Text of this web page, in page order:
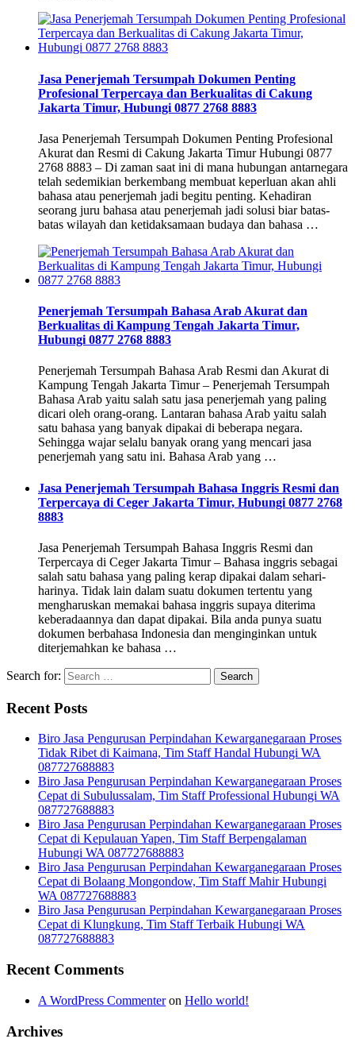
Jasa Penerjemah Tersumpah Dokumen Penting
Profesional Terpercaya dan Berkualitas di Cakung
Jakarta Timur, Hubungi 0877 2768 8883
Jasa Penerjemah Tersumpah Dokumen Penting Profesional
Akurat dan Resmi di Cakung Jakarta Timur Hubungi 0877
2768 8883 – Di zaman saat ini di mana hubungan antarnegara
telah sedemikian berkembang membuat keperluan akan ahli
bahasa atau penerjemah jadi begitu penting. Kehadiran
seorang juru bahasa atau penerjemah jadi solusi biar batas-
batas wilayah dan ketidaksamaan budaya dan bahasa …
Penerjemah Tersumpah Bahasa Arab Akurat dan
Berkualitas di Kampung Tengah Jakarta Timur,
Hubungi 0877 2768 8883
Penerjemah Tersumpah Bahasa Arab Resmi dan Akurat di
Kampung Tengah Jakarta Timur – Penerjemah Tersumpah
Bahasa Arab yaitu salah satu jasa penerjemah yang paling
dicari oleh orang-orang. Lantaran bahasa Arab yaitu salah
satu bahasa yang banyak dipakai di beberapa negara.
Sehingga wajar selalu banyak orang yang mencari jasa
penerjemah yang satu ini. Bahasa Arab yang …
Jasa Penerjemah Tersumpah Bahasa Inggris Resmi dan
Terpercaya di Ceger Jakarta Timur, Hubungi 0877 2768
8883
Jasa Penerjemah Tersumpah Bahasa Inggris Resmi dan
Terpercaya di Ceger Jakarta Timur – Bahasa inggris sebagai
salah satu bahasa yang paling kerap dipakai dalam sehari-
harinya. Tidak lain dalam suatu dokumen tertentu yang
mengharuskan memakai bahasa inggris supaya diterima
keberadaannya dan dapat dipakai. Bila anda punya suatu
dokumen berbahasa Indonesia dan menginginkan untuk
diterjemahkan ke bahasa …
Search for:
Recent Posts
Biro Jasa Pengurusan Perpindahan Kewarganegaraan Proses
Tidak Ribet di Kaimana, Tim Staff Handal Hubungi WA
087727688883
Biro Jasa Pengurusan Perpindahan Kewarganegaraan Proses
Cepat di Subulussalam, Tim Staff Professional Hubungi WA
087727688883
Biro Jasa Pengurusan Perpindahan Kewarganegaraan Proses
Cepat di Kepulauan Yapen, Tim Staff Berpengalaman
Hubungi WA 087727688883
Biro Jasa Pengurusan Perpindahan Kewarganegaraan Proses
Cepat di Bolaang Mongondow, Tim Staff Mahir Hubungi
WA 087727688883
Biro Jasa Pengurusan Perpindahan Kewarganegaraan Proses
Cepat di Klungkung, Tim Staff Terbaik Hubungi WA
087727688883
Recent Comments
A WordPress Commenteron Hello world!
Archives